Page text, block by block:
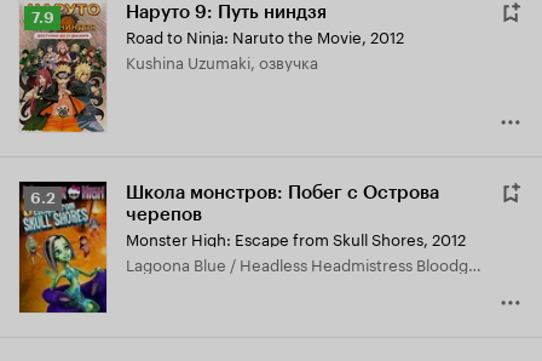
Рейтинг
Кинопоиска
7.9
7.9 Наруто 9: Путь ниндзя
Road to Ninja: Naruto the Movie, 2012
Kushina Uzumaki, озвучка
Рейтинг
Кинопоиска
6.2
6.2
Школа монстров: Побег с Острова
черепов
Monster High: Escape from Skull Shores, 2012
Lagoona Blue / Headless Headmistress Bloodgood, озвучка